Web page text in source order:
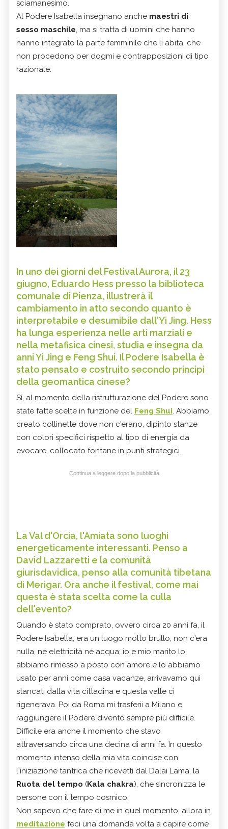
sciamanesimo.
Al Podere Isabella insegnano anche maestri di
sesso maschile, ma si tratta di uomini che hanno
hanno integrato la parte femminile che li abita, che
non procedono per dogmi e contrapposizioni di tipo
razionale.
In uno dei giorni del Festival Aurora, il 23
giugno, Eduardo Hess presso la biblioteca
comunale di Pienza, illustrerà il
cambiamento in atto secondo quanto è
interpretabile e desumibile dall'Yi Jing. Hess
ha lunga esperienza nelle arti marziali e
nella metafisica cinesi, studia e insegna da
anni Yi Jing e Feng Shui. Il Podere Isabella è
stato pensato e costruito secondo principi
della geomantica cinese?
Sì, al momento della ristrutturazione del Podere sono
state fatte scelte in funzione del Feng Shui. Abbiamo
creato collinette dove non c'erano, dipinto stanze
con colori specifici rispetto al tipo di energia da
evocare, collocato fontane in punti strategici.
Continua a leggere dopo la pubblicità
La Val d'Orcia, l'Amiata sono luoghi
energeticamente interessanti. Penso a
David Lazzaretti e la comunità
giurisdavidica, penso alla comunità tibetana
di Merigar. Ora anche il festival, come mai
questa è stata scelta come la culla
dell'evento?
Quando è stato comprato, ovvero circa 20 anni fa, il
Podere Isabella, era un luogo molto brullo, non c'era
nulla, né elettricità né acqua; io e mio marito lo
abbiamo rimesso a posto con amore e lo abbiamo
usato per anni come casa vacanze, arrivavamo qui
stancati dalla vita cittadina e questa valle ci
rigenerava. Poi da Roma mi trasferii a Milano e
raggiungere il Podere diventò sempre più difficile.
Difficile era anche il momento che stavo
attraversando circa una decina di anni fa. In questo
momento intenso della mia vita coincise con
l'iniziazione tantrica che ricevetti dal Dalai Lama, la
Ruota del tempo (Kala chakra), che sincronizza le
persone con il tempo cosmico.
Non sapevo che fare di me in quel momento, allora in
meditazione feci una domanda volta a capire come